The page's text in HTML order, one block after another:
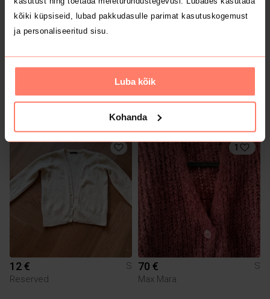
kõiki küpsiseid, lubad pakkudasulle parimat kasutuskogemust
ja personaliseeritud sisu.
Luba kõik
Kohanda
15 € S 7.5 €
S
Mohito
12 €
S
Reserved
1
70 €
S
Max Mara